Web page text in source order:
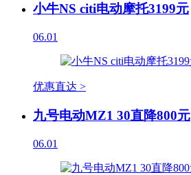
小牛NS citi电动摩托3199元
06.01
优惠直达 >
九号电动MZ1 30直降800元
06.01